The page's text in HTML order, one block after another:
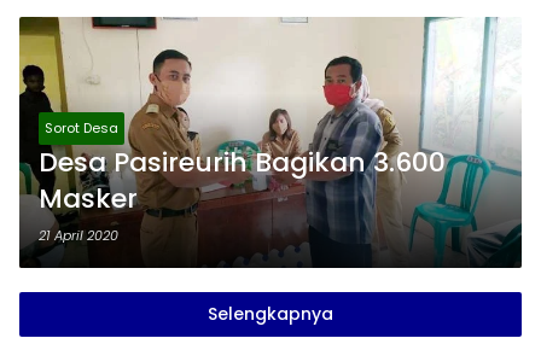
Sorot Desa
Desa Pasireurih Bagikan 3.600
Masker
21 April 2020
Selengkapnya